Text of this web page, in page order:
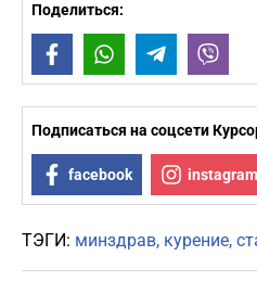
Поделиться:
FacebookWhatsAppTelegram
Подписаться на соцсети
facebook instagram
ТЭГИ: минздрав курение